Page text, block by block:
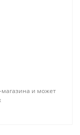
магазина и может